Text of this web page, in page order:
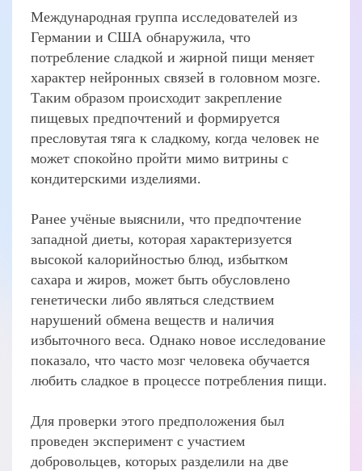
Международная группа исследователей из
Германии и США обнаружила, что
потребление сладкой и жирной пищи меняет
характер нейронных связей в головном мозге.
Таким образом происходит закрепление
пищевых предпочтений и формируется
пресловутая тяга к сладкому, когда человек не
может спокойно пройти мимо витрины с
кондитерскими изделиями.
Ранее учёные выяснили, что предпочтение
западной диеты, которая характеризуется
высокой калорийностью блюд, избытком
сахара и жиров, может быть обусловлено
генетически либо являться следствием
нарушений обмена веществ и наличия
избыточного веса. Однако новое исследование
показало, что часто мозг человека обучается
любить сладкое в процессе потребления пищи.
Для проверки этого предположения был
проведен эксперимент с участием
добровольцев, которых разделили на две